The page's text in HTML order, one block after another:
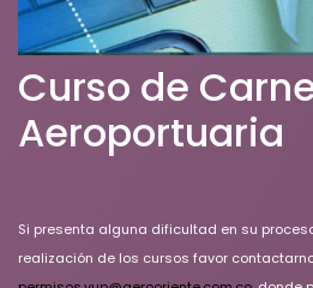
Curso de
Aeroportuaria
Si presenta alguna dificultad en su
realización de los cursos favor